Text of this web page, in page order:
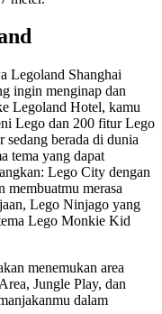
Legoland Shanghai
ingin menginap dan
Legoland Hotel, kamu
Lego dan 200 fitur Lego
sedang berada di dunia
tema yang dapat
Lego City dengan
membuatmu merasa
Lego Ninjago yang
Lego Monkie Kid
menemukan area
Jungle Play, dan
dalam